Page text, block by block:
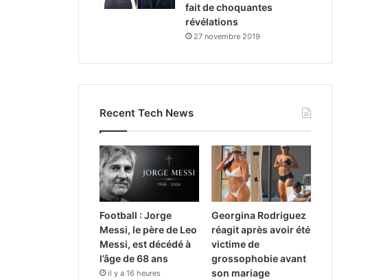
fait de choquantes
révélations
27 novembre 2019
Recent Tech News
Football : Jorge
Messi, le père de Leo
Messi, est décédé à
l’âge de 68 ans
il y a 16 heures
Georgina Rodriguez
réagit après avoir été
victime de
grossophobie avant
son mariage